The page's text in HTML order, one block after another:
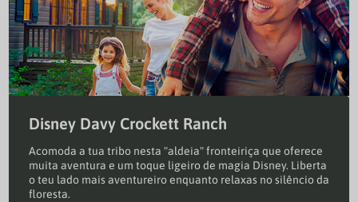
Disney Davy Crockett Ranch
Acomoda a tua tribo nesta "aldeia" fronteiriça que oferece
muita aventura e um toque ligeiro de magia Disney. Liberta
o teu lado mais aventureiro enquanto relaxas no silêncio da
floresta.